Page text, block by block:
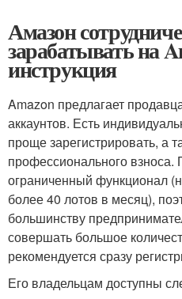
Амазон
зарабатывать на
инструкция
Amazon предлагает
аккаунтов. Есть
проще зарегистрировать, а
профессионального
ограниченный функционал
более 40 лотов в месяц),
большинству
совершать большое
рекомендуется сразу
Его владельцам доступны